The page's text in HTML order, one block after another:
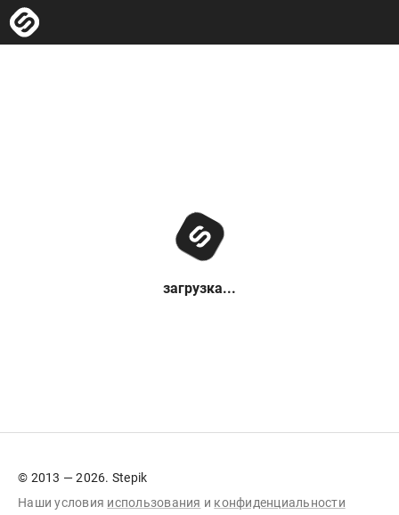
загрузка...
© 2013 — 2026. Stepik
Наши условия использования и конфиденциальности